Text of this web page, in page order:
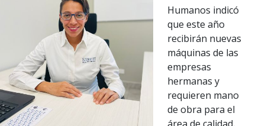
Humanos indicó
que este año
recibirán nuevas
máquinas de las
empresas
hermanas y
requieren mano
de obra para el